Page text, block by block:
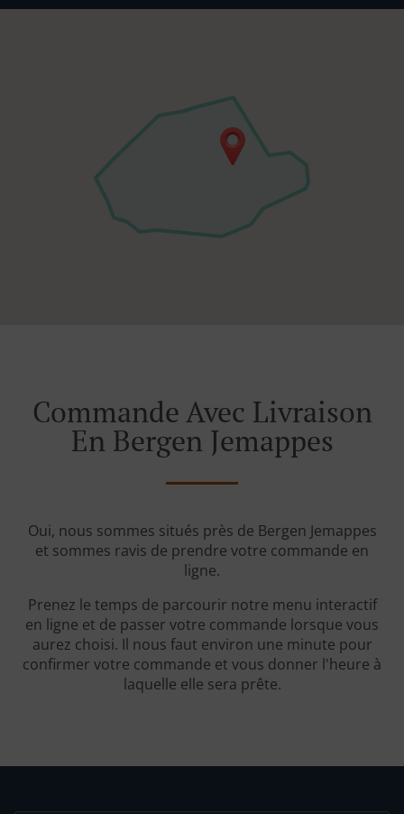
Commande Avec Livraison
En Bergen Jemappes
Oui, nous sommes situés près de Bergen Jemappes
et sommes ravis de prendre votre commande en
ligne.
Prenez le temps de parcourir notre menu interactif
en ligne et de passer votre commande lorsque vous
aurez choisi. Il nous faut environ une minute pour
confirmer votre commande et vous donner l'heure à
laquelle elle sera prête.